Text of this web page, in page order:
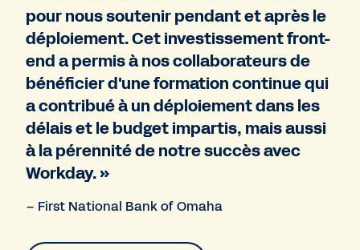
pour nous soutenir pendant et après le
déploiement. Cet investissement front-
end a permis à nos collaborateurs de
bénéficier d'une formation continue qui
a contribué à un déploiement dans les
délais et le budget impartis, mais aussi
à la pérennité de notre succès avec
Workday. »
– First National Bank of Omaha